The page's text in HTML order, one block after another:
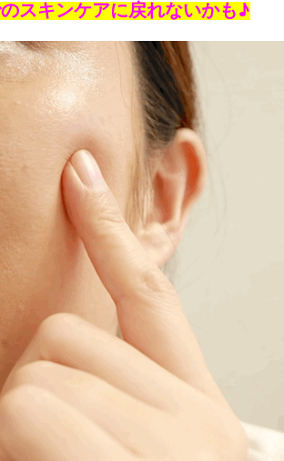
スキンケアに戻れないかも♪